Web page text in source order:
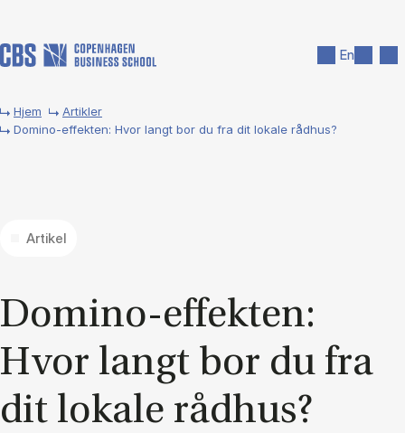
En
Hjem
Artikler
Domino-effekten: Hvor langt bor du fra dit lokale rådhus?
Artikel
Do­mi­no-ef­fek­ten:
Hvor langt bor du fra
dit lo­ka­le rå­d­hus?